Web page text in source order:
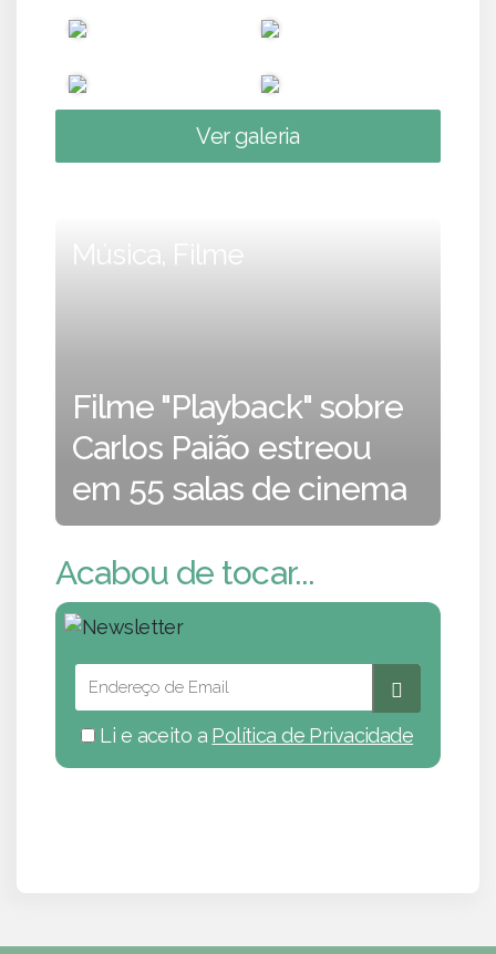
Ver galeria
Música, Filme
Filme "Playback" sobre
Carlos Paião estreou
em 55 salas de cinema
Acabou de tocar...
Li e aceito a Política de Privacidade